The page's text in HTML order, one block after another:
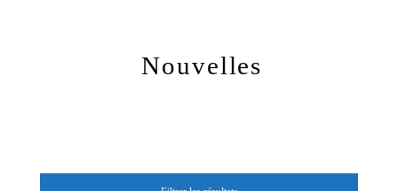
Nouvelles